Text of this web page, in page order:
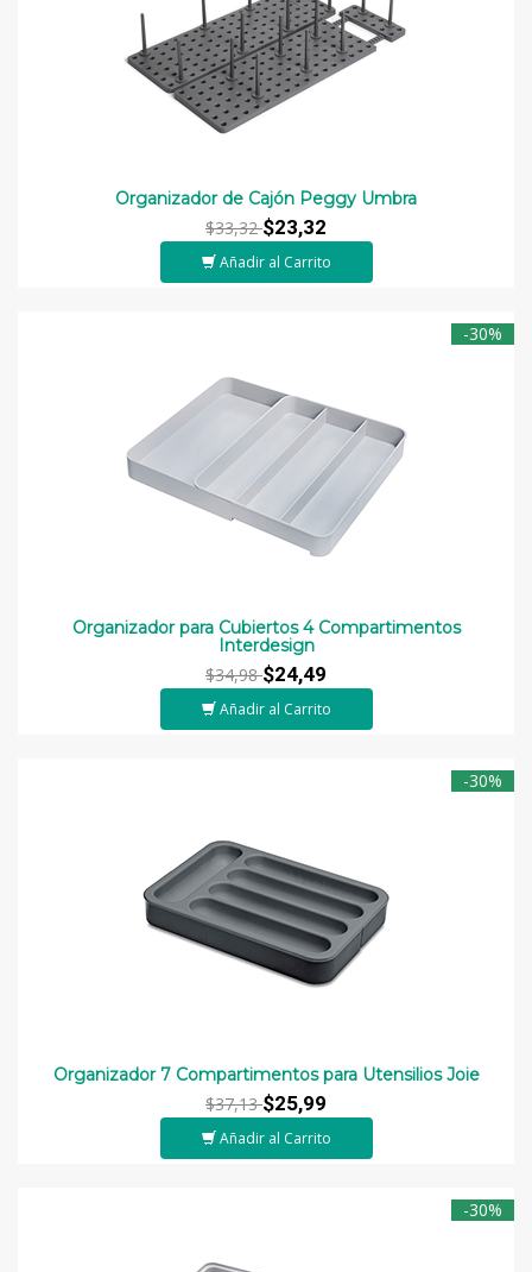
Organizador de Cajón Peggy Umbra
$33,32$23,32
Añadir al Carrito
-30%
Organizador para Cubiertos 4 Compartimentos
Interdesign
$34,98$24,49
Añadir al Carrito
-30%
Organizador 7 Compartimentos para Utensilios Joie
$37,13$25,99
Añadir al Carrito
-30%